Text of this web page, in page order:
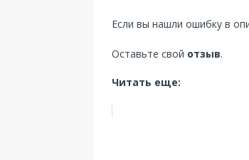
Если вы нашли ошибку в
Оставьте свой отзыв.
Читать еще: